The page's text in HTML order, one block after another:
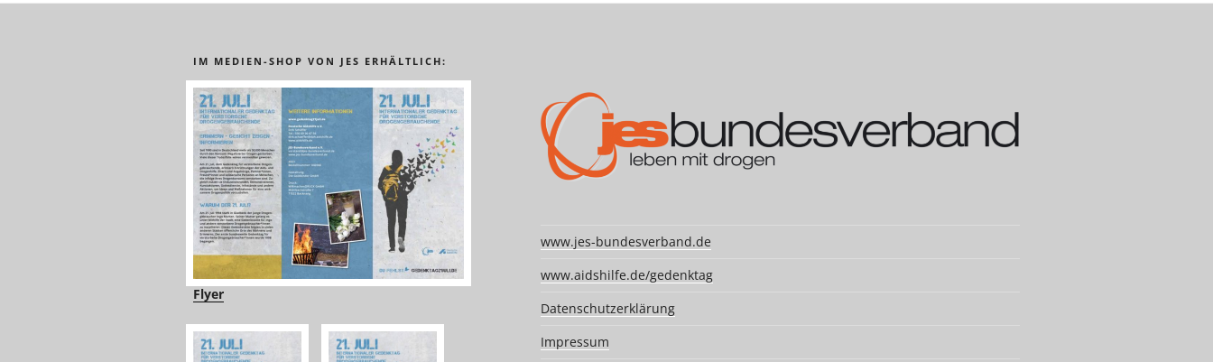
IM MEDIEN-SHOP VON JES ERHÄLTLICH:
Flyer
www.jes-bundesverband.de
www.aidshilfe.de/gedenktag
Datenschutzerklärung
Impressum